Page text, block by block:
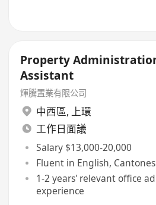
Property
Assistant
煇騰置業有限公司
中西區, 上環
工作日面議
Salary $13,000-20,000
Fluent in English,
1-2 years' relevant office
experience